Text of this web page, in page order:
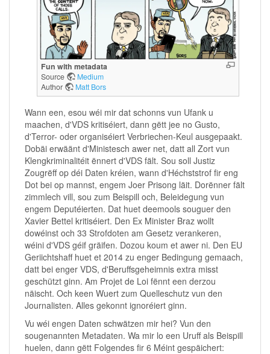
Fun with metadata
Source
Medium
Author
Matt Bors
Wann een, esou wéi mir dat schonns vun Ufank u
maachen, d'VDS kritiséiert, dann gëtt jee no Gusto,
d'Terror- oder organiséiert Verbriechen-Keul ausgepaakt.
Dobäi erwäänt d'Ministesch awer net, datt all Zort vun
Klengkriminalitéit ënnert d'VDS fält. Sou soll Justiz
Zougrëff op déi Daten kréien, wann d'Héchststrof fir eng
Dot bei op mannst, engem Joer Prisong läit. Dorënner fält
zimmlech vill, sou zum Beispill och, Beleidegung vun
engem Deputéierten. Dat huet deemools souguer den
Xavier Bettel kritiséiert. Den Ex Minister Braz wollt
dowéinst och 33 Strofdoten am Gesetz verankeren,
wéini d'VDS géif gräifen. Dozou koum et awer ni. Den EU
Geriichtshaff huet et 2014 zu enger Bedingung gemaach,
datt bei enger VDS, d'Beruffsgeheimnis extra misst
geschützt ginn. Am Projet de Loi fënnt een derzou
näischt. Och keen Wuert zum Quelleschutz vun den
Journalisten. Alles gekonnt ignoréiert ginn.
Vu wéi engen Daten schwätzen mir hei? Vun den
sougenannten Metadaten. Wa mir lo een Uruff als Beispill
huelen, dann gëtt Folgendes fir 6 Méint gespäichert: